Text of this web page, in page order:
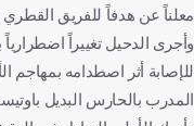
معلناً عن هدفاً للفريق القطري
وأجرى الدحيل تغييراً
للإصابة أثر اصطدامه بمهاجم
المدرب بالحارس البديل